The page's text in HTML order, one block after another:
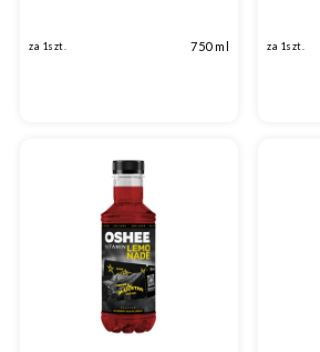
za 1szt. 750 ml za 1szt.